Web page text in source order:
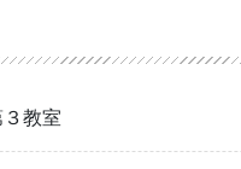
教室